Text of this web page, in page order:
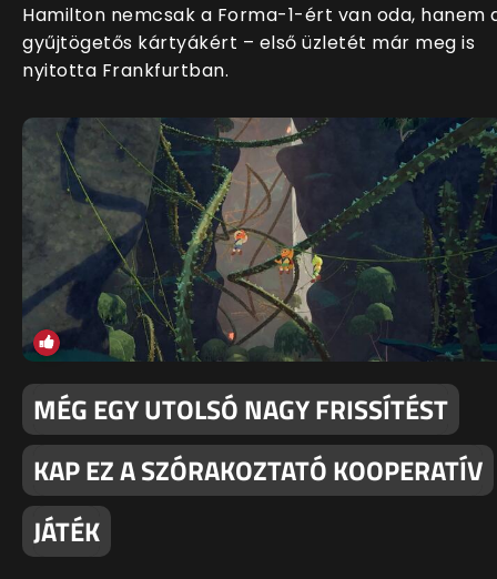
Hamilton nemcsak a Forma-1-ért van oda, hanem
gyűjtögetős kártyákért – első üzletét már meg is
nyitotta Frankfurtban.
MÉG EGY UTOLSÓ NAGY FRISSÍTÉST
KAP EZ A SZÓRAKOZTATÓ KOOPERATÍV
JÁTÉK